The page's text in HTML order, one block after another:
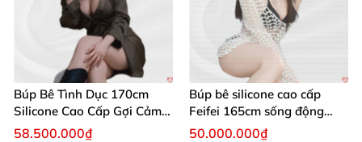
Búp Bê Tình Dục 170cm
Silicone Cao Cấp Gợi Cảm
Giống Thật
58.500.000₫
Búp bê silicone cao cấp
Feifei 165cm sống động
chân thật ghê
50.000.000₫